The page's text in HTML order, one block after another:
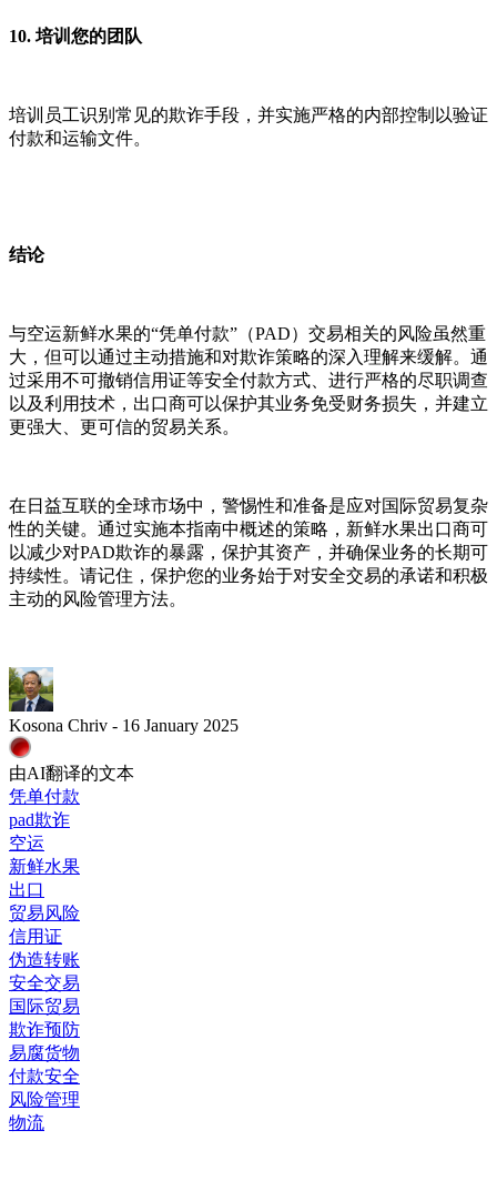
10. 培训您的团队
培训员工识别常见的欺诈手段，并实施严格的内部控制以验证
付款和运输文件。
结论
与空运新鲜水果的“凭单付款”（PAD）交易相关的风险虽然重
大，但可以通过主动措施和对欺诈策略的深入理解来缓解。通
过采用不可撤销信用证等安全付款方式、进行严格的尽职调查
以及利用技术，出口商可以保护其业务免受财务损失，并建立
更强大、更可信的贸易关系。
在日益互联的全球市场中，警惕性和准备是应对国际贸易复杂
性的关键。通过实施本指南中概述的策略，新鲜水果出口商可
以减少对PAD欺诈的暴露，保护其资产，并确保业务的长期可
持续性。请记住，保护您的业务始于对安全交易的承诺和积极
主动的风险管理方法。
Kosona Chriv - 16 January 2025
由AI翻译的文本
凭单付款
pad欺诈
空运
新鲜水果
出口
贸易风险
信用证
伪造转账
安全交易
国际贸易
欺诈预防
易腐货物
付款安全
风险管理
物流